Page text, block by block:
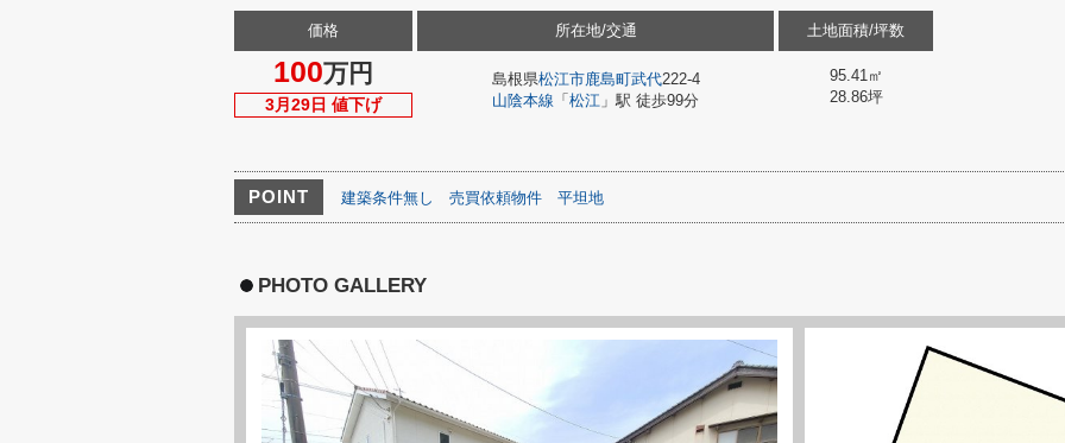
価格
100万円
3月29日 値下げ
所在地/交通
島根県松江市鹿島町武代222-4
山陰本線 「 松江 」駅 徒歩99分
土地面積/坪数
95.41㎡
28.86坪
POINT 建築条件無し 売買依頼物件 平坦地
PHOTO GALLERY